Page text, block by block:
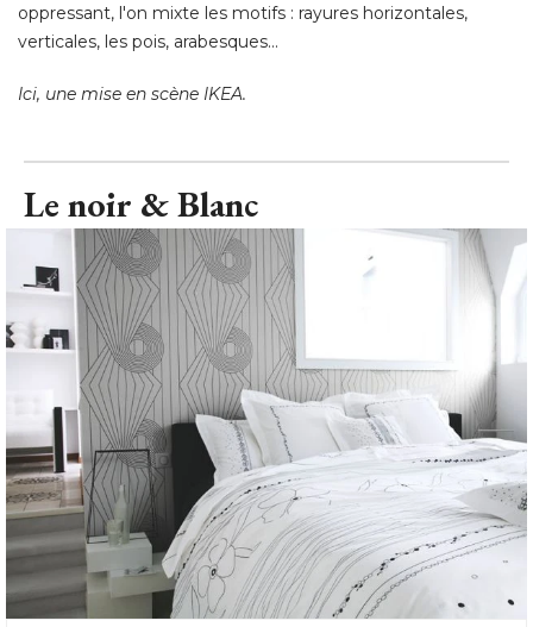
oppressant, l'on mixte les motifs : rayures horizontales,
verticales, les pois, arabesques...
Ici, une mise en scène IKEA.
Le noir & Blanc